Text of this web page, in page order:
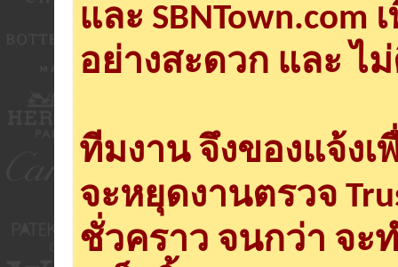
และ
อย่างสะดวก และ ไ
ทีมงาน จึงของแจ้ง
จะหยุดงานตรวจ
ชั่วคราว จนกว่า จะ